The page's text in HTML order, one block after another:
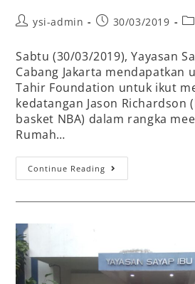
ysi-admin 30/03/2019
Sabtu (30/03/2019), Yayasan
Cabang Jakarta mendapatkan
Tahir Foundation untuk ikut
kedatangan Jason Richardson
basket NBA) dalam rangka
Rumah…
Continue Reading